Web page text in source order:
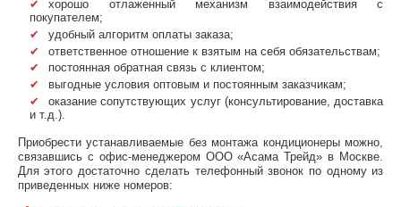
хорошо отлаженный механизм взаимодействия с
покупателем;
удобный алгоритм оплаты заказа;
ответственное отношение к взятым на себя обязательствам;
постоянная обратная связь с клиентом;
выгодные условия оптовым и постоянным заказчикам;
оказание сопутствующих услуг (консультирование, доставка
и т.д.).
Приобрести устанавливаемые без монтажа кондиционеры можно,
связавшись с офис-менеджером ООО «Асама Трейд» в Москве.
Для этого достаточно сделать телефонный звонок по одному из
приведенных ниже номеров: